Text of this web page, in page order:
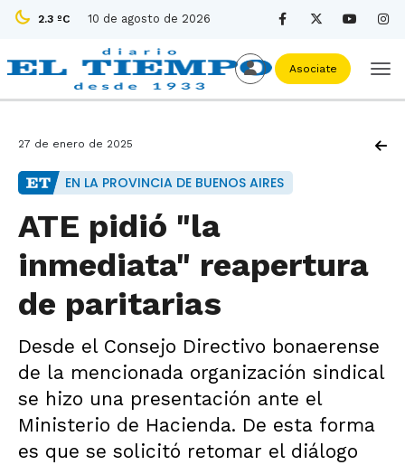
2.3 ºC 10 de agosto de 2026
Asociate
27 de enero de 2025
EN LA PROVINCIA DE BUENOS AIRES
ATE pidió "la
inmediata" reapertura
de paritarias
Desde el Consejo Directivo bonaerense
de la mencionada organización sindical
se hizo una presentación ante el
Ministerio de Hacienda. De esta forma
es que se solicitó retomar el diálogo